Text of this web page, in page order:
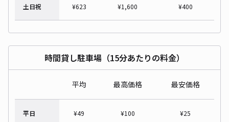
土日祝 ¥623 ¥1,600 ¥400
時間貸し駐車場（15分あたりの料金）
平均 最高価格 最安価格
平日 ¥49 ¥100 ¥25